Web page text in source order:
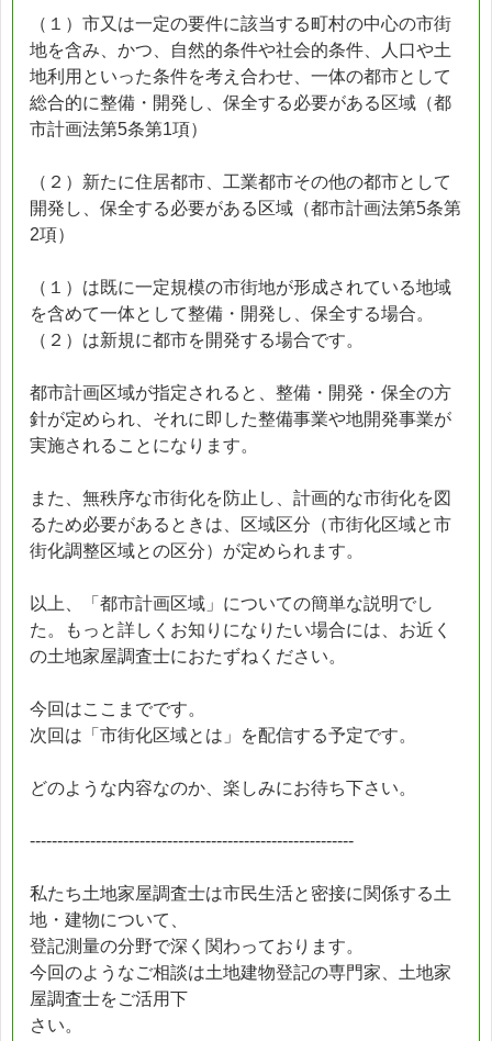
（１）市又は一定の要件に該当する町村の中心の市街
地を含み、かつ、自然的条件や社会的条件、人口や土
地利用といった条件を考え合わせ、一体の都市として
総合的に整備・開発し、保全する必要がある区域（都
市計画法第5条第1項）
（２）新たに住居都市、工業都市その他の都市として
開発し、保全する必要がある区域（都市計画法第5条第
2項）
（１）は既に一定規模の市街地が形成されている地域
を含めて一体として整備・開発し、保全する場合。
（２）は新規に都市を開発する場合です。
都市計画区域が指定されると、整備・開発・保全の方
針が定められ、それに即した整備事業や地開発事業が
実施されることになります。
また、無秩序な市街化を防止し、計画的な市街化を図
るため必要があるときは、区域区分（市街化区域と市
街化調整区域との区分）が定められます。
以上、「都市計画区域」についての簡単な説明でし
た。もっと詳しくお知りになりたい場合には、お近く
の土地家屋調査士におたずねください。
今回はここまでです。
次回は「市街化区域とは」を配信する予定です。
どのような内容なのか、楽しみにお待ち下さい。
-----------------------------------------------------------
私たち土地家屋調査士は市民生活と密接に関係する土
地・建物について、
登記測量の分野で深く関わっております。
今回のようなご相談は土地建物登記の専門家、土地家
屋調査士をご活用下
さい。